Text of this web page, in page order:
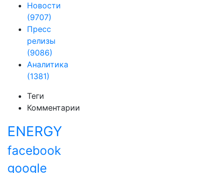
Новости
(9707)
Пресс
релизы
(9086)
Аналитика
(1381)
Теги
Комментарии
ENERGY
facebook
google